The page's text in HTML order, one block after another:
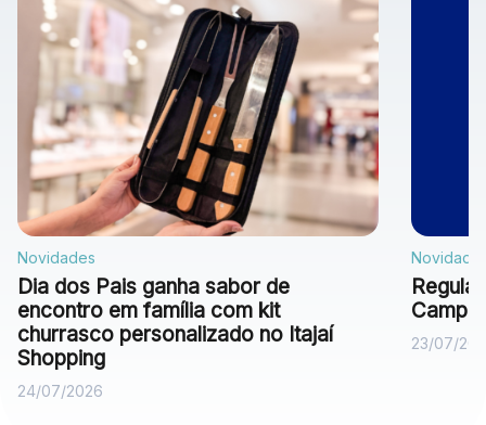
Novidades
Dia dos Pais ganha sabor de
encontro em família com kit
churrasco personalizado no Itajaí
Shopping
24/07/2026
23/07/